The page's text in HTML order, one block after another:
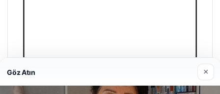
Enes Kaplan Avukatlık Bürosu
Göz Atın ×